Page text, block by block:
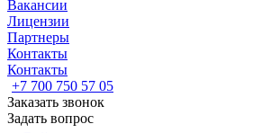
Вакансии
Лицензии
Партнеры
Контакты
Контакты
+7 700 750 57 05
Заказать звонок
Задать вопрос